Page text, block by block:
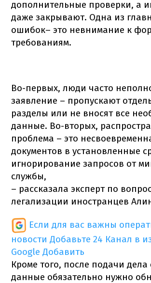
дополнительные проверки, а
даже закрывают. Одна из
ошибок– это невнимание к
требованиям.
Во-первых, люди часто
заявление – пропускают
разделы или не вносят все
данные. Во-вторых,
проблема – это
документов в установленные
игнорирование запросов от
службы,
– рассказала эксперт по
легализации иностранцев
Если для вас важны
новости Добавьте 24 Канал в
Google Добавить
Кроме того, после подачи дела
данные обязательно нужно